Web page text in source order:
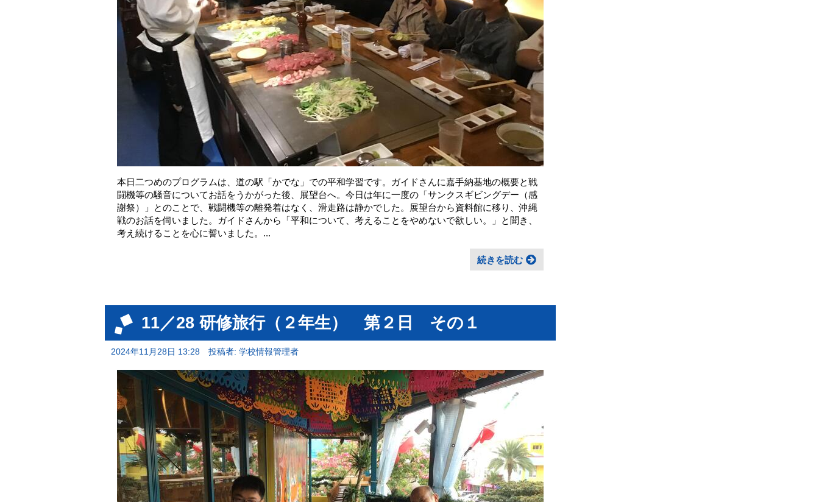
本日二つめのプログラムは、道の駅「かでな」での平和学習です。ガイドさんに嘉手納基地の概要と戦
闘機等の騒音についてお話をうかがった後、展望台へ。今日は年に一度の「サンクスギビングデー（感
謝祭）」とのことで、戦闘機等の離発着はなく、滑走路は静かでした。展望台から資料館に移り、沖縄
戦のお話を伺いました。ガイドさんから「平和について、考えることをやめないで欲しい。」と聞き、
考え続けることを心に誓いました。...
続きを読む
11／28 研修旅行（２年生） 第２日 その１
2024年11月28日 13:28 投稿者: 学校情報管理者